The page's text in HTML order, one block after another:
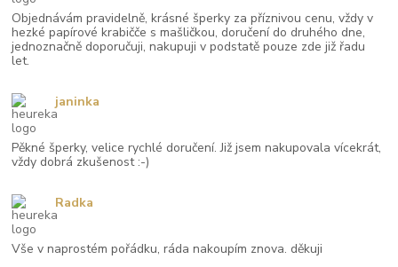
Objednávám pravidelně, krásné šperky za příznivou cenu, vždy v
hezké papírové krabičče s mašličkou, doručení do druhého dne,
jednoznačně doporučuji, nakupuji v podstatě pouze zde již řadu
let.
Pěkné šperky, velice rychlé doručení. Již jsem nakupovala vícekrát,
vždy dobrá zkušenost :-)
janinka
Vše v naprostém pořádku, ráda nakoupím znova. děkuji
Radka